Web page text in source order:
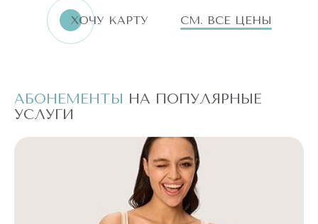
ХОЧУ КАРТУ СМ. ВСЕ ЦЕНЫ
АБОНЕМЕНТЫ НА ПОПУЛЯРНЫЕ
УСЛУГИ